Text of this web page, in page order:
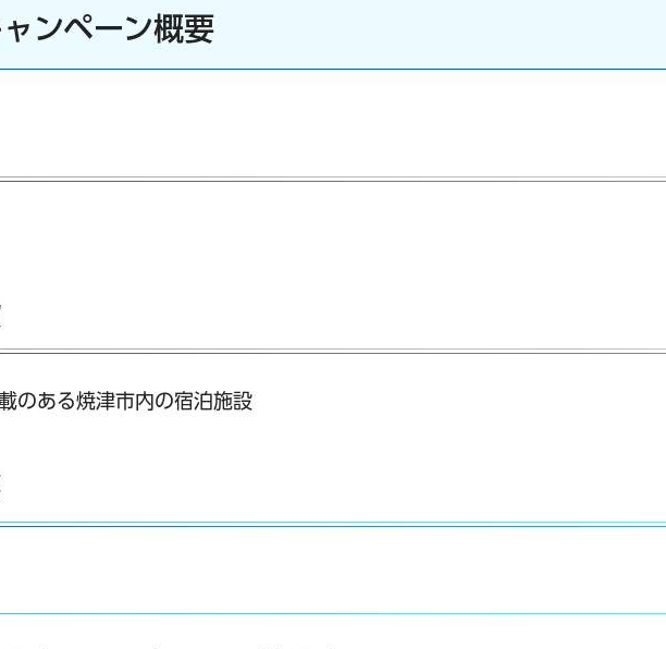
ンペーン概要
のある焼津市内の宿泊施設